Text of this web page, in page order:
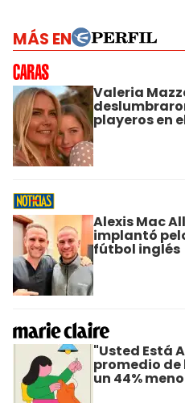
MÁS EN
Valeria
playeros en
Alexis Mac
implantó
fútbol inglés
"Usted Está
promedio
un 44%